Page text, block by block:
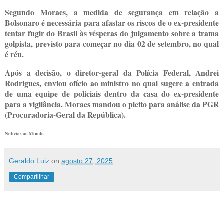
Segundo Moraes, a medida de segurança em relação a
Bolsonaro é necessária para afastar os riscos de o ex-presidente
tentar fugir do Brasil às vésperas do julgamento sobre a trama
golpista, previsto para começar no dia 02 de setembro, no qual
é réu.
Após a decisão, o diretor-geral da Polícia Federal, Andrei
Rodrigues, enviou ofício ao ministro no qual sugere a entrada
de uma equipe de policiais dentro da casa do ex-presidente
para a vigilância. Moraes mandou o pleito para análise da PGR
(Procuradoria-Geral da República).
Notícias ao Minuto
Geraldo Luiz on agosto 27, 2025
Compartilhar